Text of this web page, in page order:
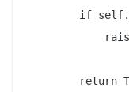
if
return